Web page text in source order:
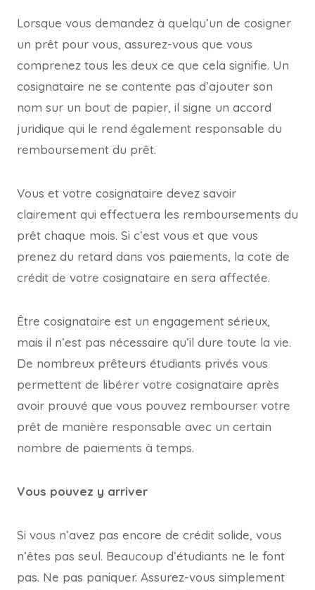
Lorsque vous demandez à quelqu’un de cosigner
un prêt pour vous, assurez-vous que vous
comprenez tous les deux ce que cela signifie. Un
cosignataire ne se contente pas d’ajouter son
nom sur un bout de papier, il signe un accord
juridique qui le rend également responsable du
remboursement du prêt.
Vous et votre cosignataire devez savoir
clairement qui effectuera les remboursements du
prêt chaque mois. Si c’est vous et que vous
prenez du retard dans vos paiements, la cote de
crédit de votre cosignataire en sera affectée.
Être cosignataire est un engagement sérieux,
mais il n’est pas nécessaire qu’il dure toute la vie.
De nombreux prêteurs étudiants privés vous
permettent de libérer votre cosignataire après
avoir prouvé que vous pouvez rembourser votre
prêt de manière responsable avec un certain
nombre de paiements à temps.
Vous pouvez y arriver
Si vous n’avez pas encore de crédit solide, vous
n’êtes pas seul. Beaucoup d’étudiants ne le font
pas. Ne pas paniquer. Assurez-vous simplement